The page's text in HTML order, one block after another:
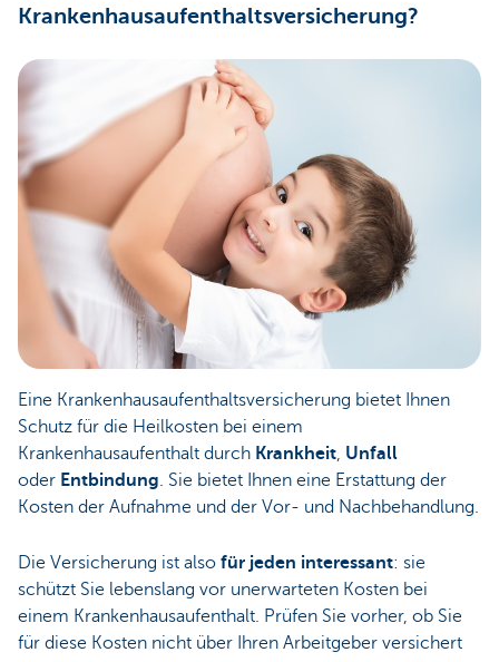
Krankenhausaufenthaltsversicherung?
Eine Krankenhausaufenthaltsversicherung bietet Ihnen
Schutz für die Heilkosten bei einem
Krankenhausaufenthalt durch Krankheit, Unfall
oder Entbindung. Sie bietet Ihnen eine Erstattung der
Kosten der Aufnahme und der Vor- und Nachbehandlung.
Die Versicherung ist also für jeden interessant: sie
schützt Sie lebenslang vor unerwarteten Kosten bei
einem Krankenhausaufenthalt. Prüfen Sie vorher, ob Sie
für diese Kosten nicht über Ihren Arbeitgeber versichert